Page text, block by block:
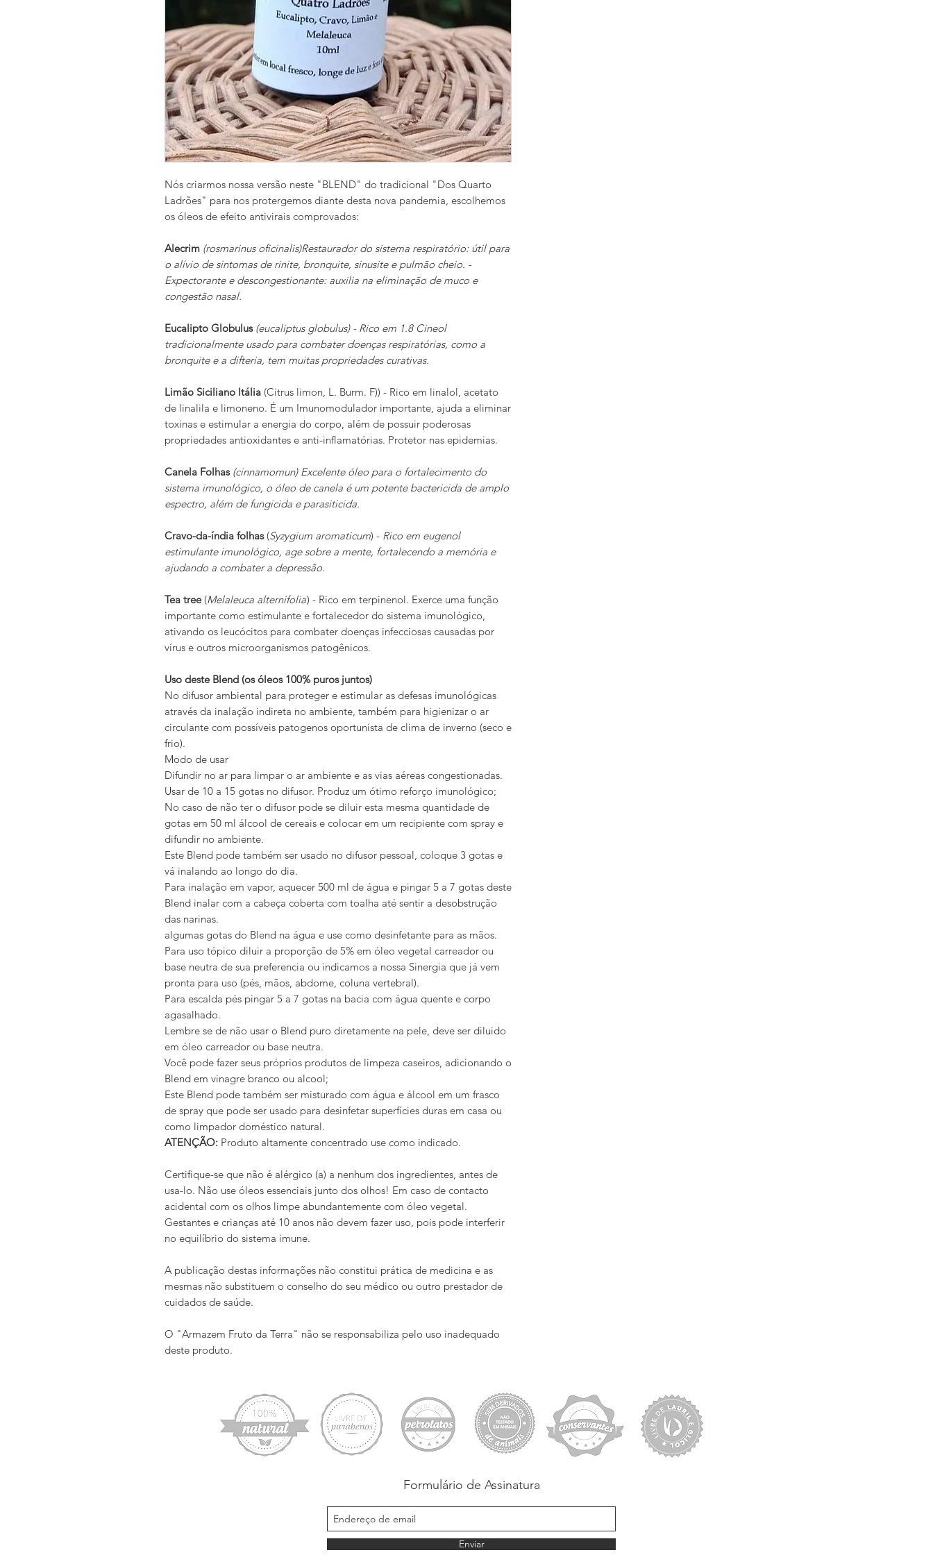
Nós criarmos nossa versão neste "BLEND" do tradicional "Dos Quarto
Ladrões" para nos protergemos diante desta nova pandemia, escolhemos
os óleos de efeito antivirais comprovados:
Alecrim (rosmarinus oficinalis)Restaurador do sistema respiratório: útil para
o alívio de sintomas de rinite, bronquite, sinusite e pulmão cheio. -
Expectorante e descongestionante: auxilia na eliminação de muco e
congestão nasal.
Eucalipto Globulus (eucaliptus globulus) - Rico em 1.8 Cineol
tradicionalmente usado para combater doenças respiratórias, como a
bronquite e a difteria, tem muitas propriedades curativas.
Limão Siciliano Itália (Citrus limon, L. Burm. F)) - Rico em linalol, acetato
de linalila e limoneno. É um Imunomodulador importante, ajuda a eliminar
toxinas e estimular a energia do corpo, além de possuir poderosas
propriedades antioxidantes e anti-inflamatórias. Protetor nas epidemias.
Canela Folhas(cinnamomun) Excelente óleo para o fortalecimento do
sistema imunológico, o óleo de canela é um potente bactericida de amplo
espectro, além de fungicida e parasiticida.
Cravo-da-índia folhas(Syzygium aromaticum) - Rico em eugenol
estimulante imunológico, age sobre a mente, fortalecendo a memória e
ajudando a combater a depressão.
Tea tree(Melaleuca alternifolia) - Rico em terpinenol. Exerce uma função
importante como estimulante e fortalecedor do sistema imunológico,
ativando os leucócitos para combater doenças infecciosas causadas por
vírus e outros microorganismos patogênicos.
Uso deste Blend (os óleos 100% puros juntos)
No difusor ambiental para proteger e estimular as defesas imunológicas
através da inalação indireta no ambiente, também para higienizar o ar
circulante com possíveis patogenos oportunista de clima de inverno (seco e
frio).
Modo de usar
Difundir no ar para limpar o ar ambiente e as vias aéreas congestionadas.
Usar de 10 a 15 gotas no difusor. Produz um ótimo reforço imunológico;
No caso de não ter o difusor pode se diluir esta mesma quantidade de
gotas em 50 ml álcool de cereais e colocar em um recipiente com spray e
difundir no ambiente.
Este Blend pode também ser usado no difusor pessoal, coloque 3 gotas e
vá inalando ao longo do dia.
Para inalação em vapor, aquecer 500 ml de água e pingar 5 a 7 gotas deste
Blend inalar com a cabeça coberta com toalha até sentir a desobstrução
das narinas.
algumas gotas do Blend na água e use como desinfetante para as mãos.
Para uso tópico diluir a proporção de 5% em óleo vegetal carreador ou
base neutra de sua preferencia ou indicamos a nossa Sinergia que já vem
pronta para uso (pés, mãos, abdome, coluna vertebral).
Para escalda pés pingar 5 a 7 gotas na bacia com água quente e corpo
agasalhado.
Lembre se de não usar o Blend puro diretamente na pele, deve ser diluido
em óleo carreador ou base neutra.
Você pode fazer seus próprios produtos de limpeza caseiros, adicionando o
Blend em vinagre branco ou alcool;
Este Blend pode também ser misturado com água e álcool em um frasco
de spray que pode ser usado para desinfetar superfícies duras em casa ou
como limpador doméstico natural.
ATENÇÃO: Produto altamente concentrado use como indicado.
Certifique-se que não é alérgico (a) a nenhum dos ingredientes, antes de
usa-lo. Não use óleos essenciais junto dos olhos! Em caso de contacto
acidental com os olhos limpe abundantemente com óleo vegetal.
Gestantes e crianças até 10 anos não devem fazer uso, pois pode interferir
no equilíbrio do sistema imune.
A publicação destas informações não constitui prática de medicina e as
mesmas não substituem o conselho do seu médico ou outro prestador de
cuidados de saúde.
O "Armazem Fruto da Terra" não se responsabiliza pelo uso inadequado
deste produto.
Formulário de Assinatura
Enviar